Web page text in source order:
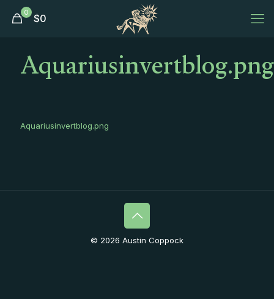
0 $0
Aquariusinvertblog.png
Aquariusinvertblog.png
© 2026 Austin Coppock